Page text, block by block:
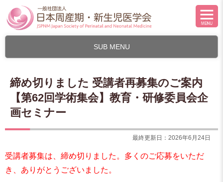
SUB MENU
締め切りました 受講者再募集のご案内
【第62回学術集会】教育・研修委員会企
画セミナー
最終更新日：2026年6月24日
受講者募集は、締め切りました。多くのご応募をいただ
き、ありがとうございました。